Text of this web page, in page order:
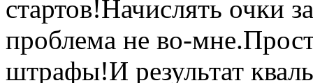
стартов!Начислять очки
проблема не во-
штрафы!И результат